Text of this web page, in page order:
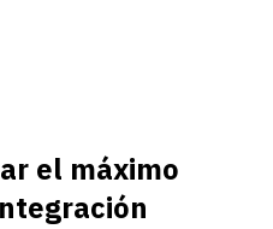
el máximo